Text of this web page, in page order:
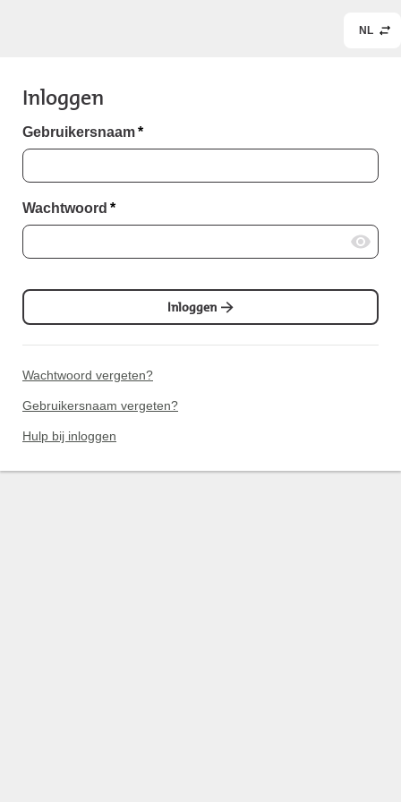
NL
Inloggen
Gebruikersnaam*
Wachtwoord *
Inloggen
Wachtwoord vergeten?
Gebruikersnaam vergeten?
Hulp bij inloggen